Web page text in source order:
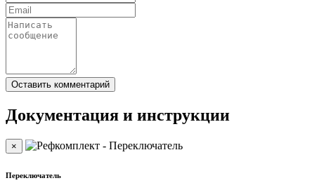
Документация и инструкции
×
Переключатель